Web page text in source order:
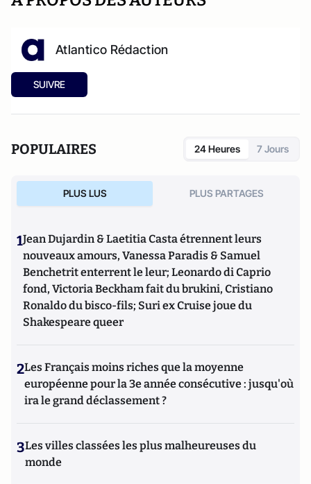
Atlantico Rédaction
SUIVRE
POPULAIRES 24 Heures 7 Jours
PLUS LUS PLUS PARTAGES
1Jean Dujardin & Laetitia Casta étrennent leurs
nouveaux amours, Vanessa Paradis & Samuel
Benchetrit enterrent le leur; Leonardo di Caprio
fond, Victoria Beckham fait du brukini, Cristiano
Ronaldo du bisco-fils; Suri ex Cruise joue du
Shakespeare queer
2Les Français moins riches que la moyenne
européenne pour la 3e année consécutive : jusqu'où
ira le grand déclassement ?
3Les villes classées les plus malheureuses du
monde